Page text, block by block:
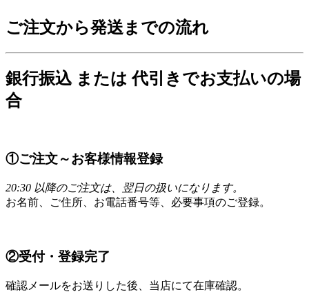
ご注文から発送までの流れ
銀行振込 または 代引きでお支払いの場
合
①ご注文～お客様情報登録
20:30 以降のご注文は、翌日の扱いになります。
お名前、ご住所、お電話番号等、必要事項のご登録。
②受付・登録完了
確認メールをお送りした後、当店にて在庫確認。